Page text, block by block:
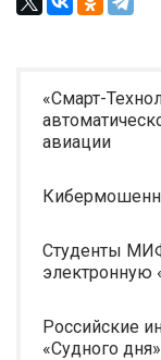
«Смарт-
авиации
Студенты
электронную
Российские
«Судного дня»